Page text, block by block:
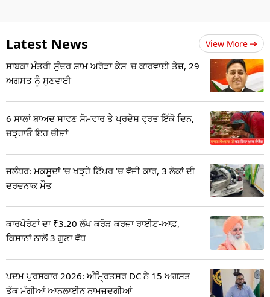
Latest News View More
ਸਾਬਕਾ ਮੰਤਰੀ ਸੁੰਦਰ ਸ਼ਾਮ ਅਰੋੜਾ ਕੇਸ 'ਚ ਕਾਰਵਾਈ ਤੇਜ਼, 29
ਅਗਸਤ ਨੂੰ ਸੁਣਵਾਈ
6 ਸਾਲਾਂ ਬਾਅਦ ਸਾਵਣ ਸੋਮਵਾਰ ਤੇ ਪ੍ਰਦੋਸ਼ ਵ੍ਰਤ ਇੱਕੋ ਦਿਨ,
ਚੜ੍ਹਾਓ ਇਹ ਚੀਜ਼ਾਂ
ਜਲੰਧਰ: ਮਕਸੂਦਾਂ 'ਚ ਖੜ੍ਹੇ ਟਿੱਪਰ 'ਚ ਵੱਜੀ ਕਾਰ, 3 ਲੋਕਾਂ ਦੀ
ਦਰਦਨਾਕ ਮੌਤ
ਕਾਰਪੋਰੇਟਾਂ ਦਾ ₹3.20 ਲੱਖ ਕਰੋੜ ਕਰਜ਼ਾ ਰਾਈਟ-ਆਫ਼,
ਕਿਸਾਨਾਂ ਨਾਲੋਂ 3 ਗੁਣਾ ਵੱਧ
ਪਦਮ ਪੁਰਸਕਾਰ 2026: ਅੰਮ੍ਰਿਤਸਰ DC ਨੇ 15 ਅਗਸਤ
ਤੱਕ ਮੰਗੀਆਂ ਆਨਲਾਈਨ ਨਾਮਜ਼ਦਗੀਆਂ